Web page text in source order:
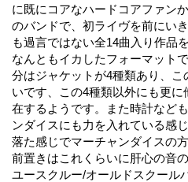
に既にコアなハードコアファン
のバンドで、初ライヴを前にい
も過言ではない全14曲入り作品
なんともイカしたフォーマット
分はジャケットが4種類あり、
いです、この4種類以外にも更
在するようです。また時計など
ンダイスにも力を入れている感
落た感じでマーチャンダイスの
前置きはこれくらいに肝心の音
ユースクルー/オールドスクール